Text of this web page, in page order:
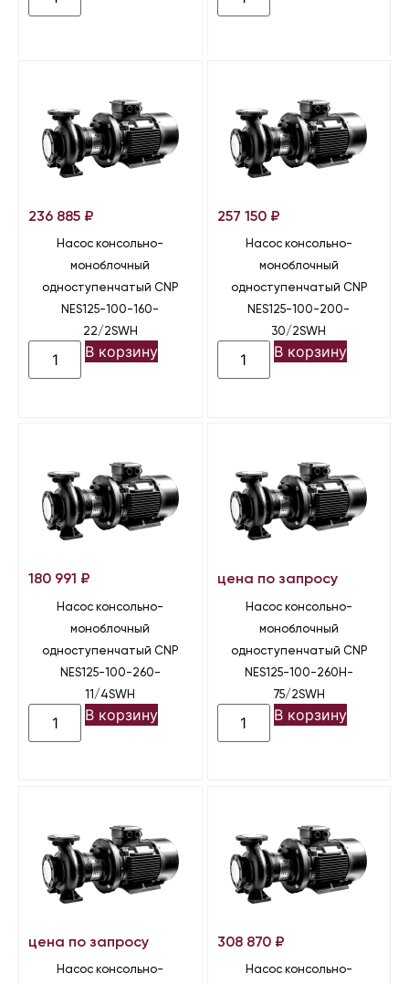
236 885 ₽
Насос консольно-
моноблочный
одноступенчатый CNP
NES125-100-160-
22/2SWH
В корзину
257 150 ₽
Насос консольно-
моноблочный
одноступенчатый CNP
NES125-100-200-
30/2SWH
В корзину
180 991 ₽
Насос консольно-
моноблочный
одноступенчатый CNP
NES125-100-260-
11/4SWH
В корзину
цена по запросу
Насос консольно-
моноблочный
одноступенчатый CNP
NES125-100-260H-
75/2SWH
В корзину
цена по запросу
Насос консольно-
308 870 ₽
Насос консольно-